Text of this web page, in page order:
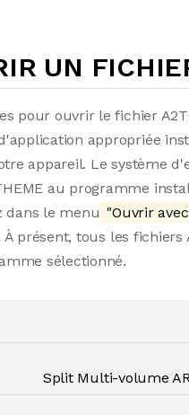
UN
pour ouvrir le fichier
appropriée
appareil. Le système
au programme
dans le menu "Ouvrir
présent, tous les fichiers
sélectionné.
Split Multi-volume